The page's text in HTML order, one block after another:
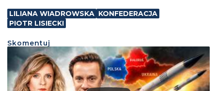
LILIANA WIADROWSKA KONFEDERACJA
PIOTR LISIECKI
Skomentuj